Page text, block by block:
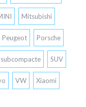
Mitsubishi
Peugeot Porsche
subcompacte SUV
VW Xiaomi